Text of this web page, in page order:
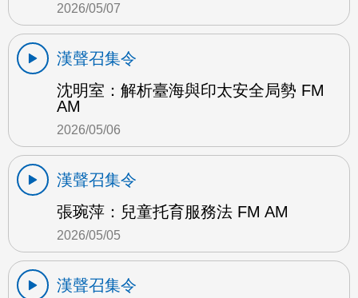
2026/05/07
漢聲召集令
沈明室：解析臺海與印太安全局勢 FM
AM
2026/05/06
漢聲召集令
張琬萍：兒童托育服務法 FM AM
2026/05/05
漢聲召集令